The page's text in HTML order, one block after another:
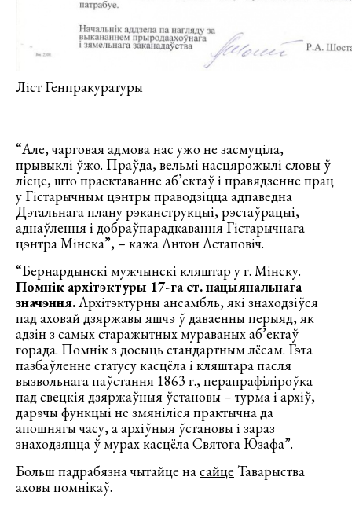
Ліст Генпракуратуры
“Але, чарговая адмова нас ужо не засмуціла,
прывыклі ўжо. Праўда, вельмі насцярожылі словы ў
лісце, што праектаванне аб’ектаў і правядзенне прац
у Гістарычным цэнтры праводзіцца адпаведна
Дэтальнага плану рэканструкцыі, рэстаўрацыі,
аднаўлення і добраўпарадкавання Гістарычнага
цэнтра Мінска”, – кажа Антон Астаповіч.
“Бернардынскі мужчынскі кляштар у г. Мінску.
Помнік архітэктуры 17-га ст. нацыянальнага
значэння.Архітэктурны ансамбль, які знаходзіўся
пад аховай дзяржавы яшчэ ў даваенны перыяд, як
адзін з самых старажытных мураваных аб’ектаў
горада. Помнік з досыць стандартным лёсам. Гэта
пазбаўленне статусу касцёла і кляштара пасля
вызвольнага паўстання 1863 г., перапрафіліроўка
пад свецкія дзяржаўныя ўстановы – турма і архіў,
дарэчы функцыі не змяніліся практычна да
апошнягы часу, а архіўныя ўстановы і зараз
знаходзяцца ў мурах касцёла Святога Юзафа”.
Больш падрабязна чытайце насайце Таварыства
аховы помнікаў.